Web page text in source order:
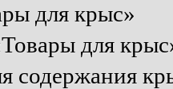
для крыс»
для
содержания